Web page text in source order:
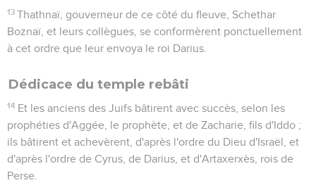
13 Thathnaï, gouverneur de ce côté du fleuve, Schethar
Boznaï, et leurs collègues, se conformèrent ponctuellement
à cet ordre que leur envoya le roi Darius.
Dédicace du temple rebâti
14 Et les anciens des Juifs bâtirent avec succès, selon les
prophéties d'Aggée, le prophète, et de Zacharie, fils d'Iddo ;
ils bâtirent et achevèrent, d'après l'ordre du Dieu d'Israël, et
d'après l'ordre de Cyrus, de Darius, et d'Artaxerxès, rois de
Perse.